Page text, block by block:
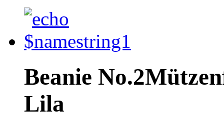
Beanie No.2
Lila